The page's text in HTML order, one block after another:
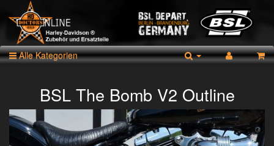
Alle Kategorien
BSL The Bomb V2 Outline